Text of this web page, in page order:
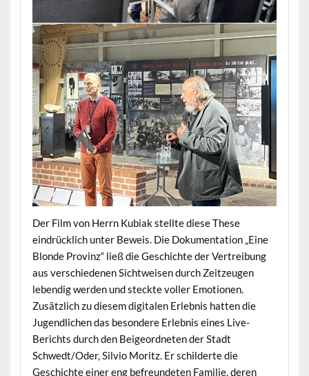
Der Film von Herrn Kubiak stellte diese These
eindrücklich unter Beweis. Die Dokumentation „Eine
Blonde Provinz“ ließ die Geschichte der Vertreibung
aus verschiedenen Sichtweisen durch Zeitzeugen
lebendig werden und steckte voller Emotionen.
Zusätzlich zu diesem digitalen Erlebnis hatten die
Jugendlichen das besondere Erlebnis eines Live-
Berichts durch den Beigeordneten der Stadt
Schwedt/Oder, Silvio Moritz. Er schilderte die
Geschichte einer eng befreundeten Familie, deren